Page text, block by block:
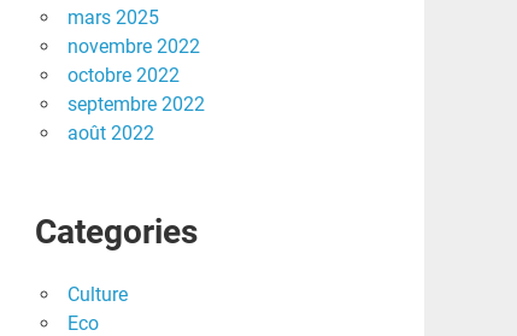
mars 2025
novembre 2022
octobre 2022
septembre 2022
août 2022
Categories
Culture
Eco